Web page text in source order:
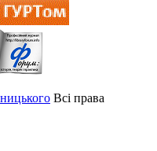
Всі права